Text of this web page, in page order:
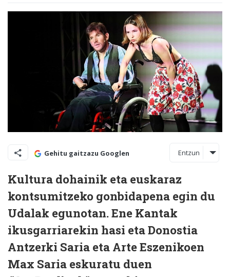
Gehitu gaitzazu Googlen Entzun
Kultura dohainik eta euskaraz
kontsumitzeko gonbidapena egin du
Udalak egunotan. Ene Kantak
ikusgarriarekin hasi eta Donostia
Antzerki Saria eta Arte Eszenikoen
Max Saria eskuratu duen